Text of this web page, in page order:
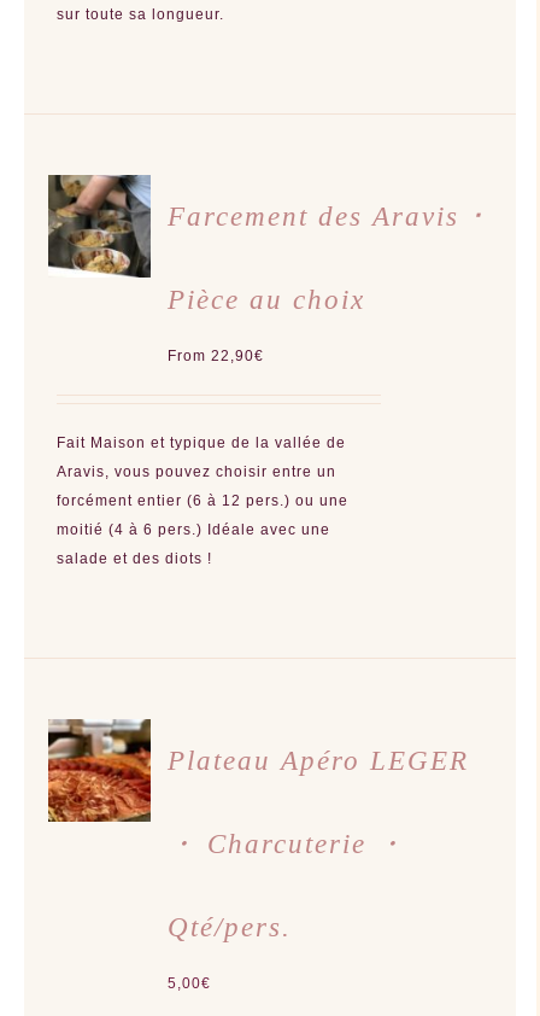
sur toute sa longueur.
CHOIX
DES
OPTIONS
CE
PRODUIT
PLUSIEURS
CHOISIES
LA
PAGE
DU
PRODUIT
/
DÉTAILS
Farcement des Aravis ･
Pièce au choix
From 22,90€
Fait Maison et typique de la vallée de
Aravis, vous pouvez choisir entre un
forcément entier (6 à 12 pers.) ou une
moitié (4 à 6 pers.) Idéale avec une
salade et des diots !
AJOUTER
AU
PANIER
/
DÉTAILS
Plateau Apéro LEGER
・ Charcuterie ・
Qté/pers.
5,00€